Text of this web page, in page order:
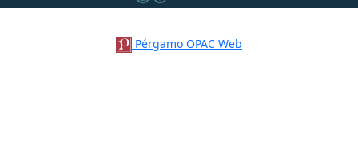
Pérgamo OPAC Web